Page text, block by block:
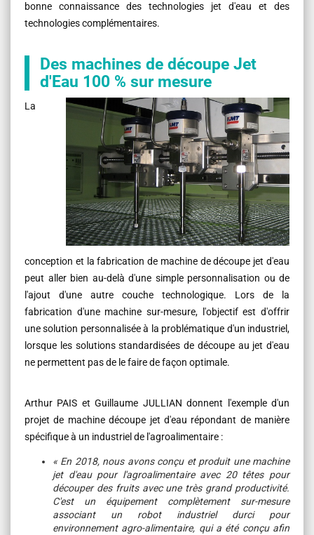
bonne connaissance des technologies jet d'eau et des
technologies complémentaires.
Des machines de découpe Jet
d'Eau 100 % sur mesure
La
conception et la fabrication de machine de découpe jet d'eau
peut aller bien au-delà d'une simple personnalisation ou de
l'ajout d'une autre couche technologique. Lors de la
fabrication d'une machine sur-mesure, l'objectif est d'offrir
une solution personnalisée à la problématique d'un industriel,
lorsque les solutions standardisées de découpe au jet d'eau
ne permettent pas de le faire de façon optimale.
Arthur PAIS et Guillaume JULLIAN donnent l'exemple d'un
projet de machine découpe jet d'eau répondant de manière
spécifique à un industriel de l'agroalimentaire :
« En 2018, nous avons conçu et produit une machine
jet d'eau pour l'agroalimentaire avec 20 têtes pour
découper des fruits avec une très grand productivité.
C'est un équipement complètement sur-mesure
associant un robot industriel durci pour
environnement agro-alimentaire, qui a été conçu afin